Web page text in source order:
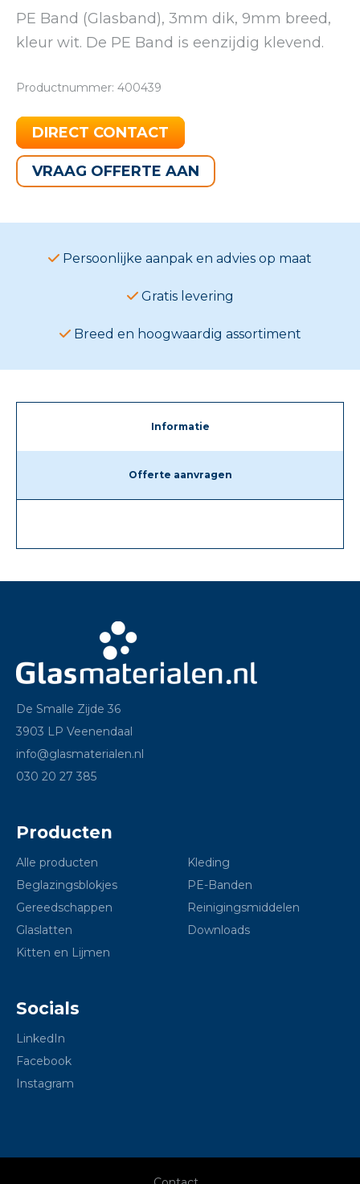
PE Band (Glasband), 3mm dik, 9mm breed,
kleur wit. De PE Band is eenzijdig klevend.
Productnummer: 400439
DIRECT CONTACT
VRAAG OFFERTE AAN
Persoonlijke aanpak en advies op maat
Gratis levering
Breed en hoogwaardig assortiment
Informatie
Offerte aanvragen
De Smalle Zijde 36
3903 LP Veenendaal
info@glasmaterialen.nl
030 20 27 385
Producten
Alle producten
Beglazingsblokjes
Gereedschappen
Glaslatten
Kitten en Lijmen
Kleding
PE-Banden
Reinigingsmiddelen
Downloads
Socials
LinkedIn
Facebook
Instagram